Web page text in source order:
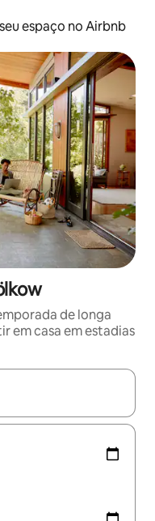
espaço no Airbnb
de longa
em casa em estadias
explore-os